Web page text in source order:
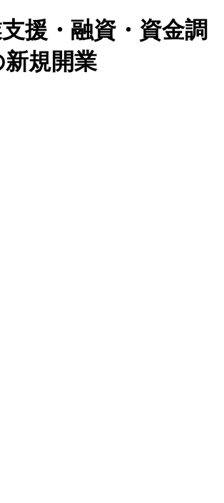
援・融資・資金調
規開業